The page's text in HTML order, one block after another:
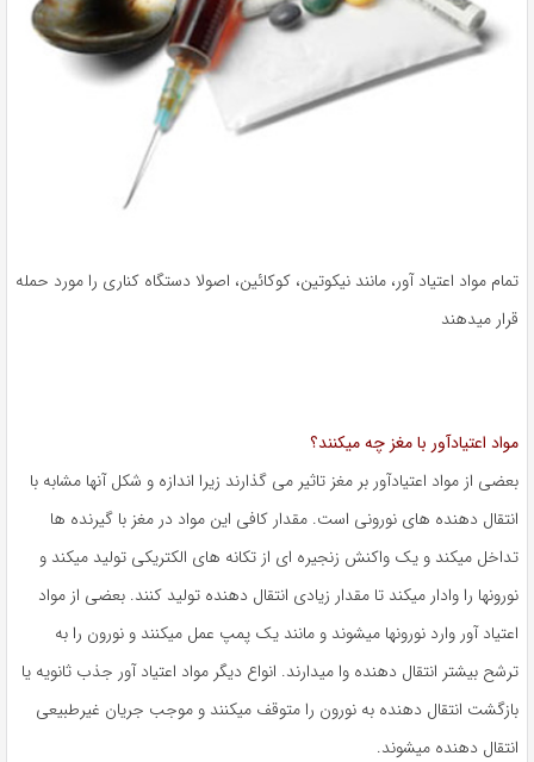
تمام مواد اعتیاد آور، مانند نیکوتین، کوکائین، اصولا دستگاه کناری را مورد حمله
قرار میدهند
مواد اعتیادآور با مغز چه میکنند؟
بعضی از مواد اعتیادآور بر مغز تاثیر می گذارند زیرا اندازه و شکل آنها مشابه با
انتقال دهنده های نورونی است. مقدار کافی این مواد در مغز با گیرنده ها
تداخل میکند و یک واکنش زنجیره ای از تکانه های الکتریکی تولید میکند و
نورونها را وادار میکند تا مقدار زیادی انتقال دهنده تولید کنند. بعضی از مواد
اعتیاد آور وارد نورونها میشوند و مانند یک پمپ عمل میکنند و نورون را به
ترشح بیشتر انتقال دهنده وا میدارند. انواع دیگر مواد اعتیاد آور جذب ثانویه یا
بازگشت انتقال دهنده به نورون را متوقف میکنند و موجب جریان غیرطبیعی
انتقال دهنده میشوند.